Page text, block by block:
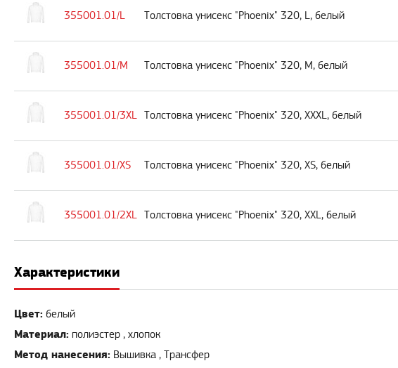
355001.01/L Толстовка унисекс "Phoenix" 320, L, белый
355001.01/M Толстовка унисекс "Phoenix" 320, M, белый
355001.01/3XL Толстовка унисекс "Phoenix" 320, XXXL, белый
355001.01/XS Толстовка унисекс "Phoenix" 320, XS, белый
355001.01/2XL Толстовка унисекс "Phoenix" 320, XXL, белый
Характеристики
Цвет: белый
Материал: полиэстер , хлопок
Метод нанесения: Вышивка , Трансфер